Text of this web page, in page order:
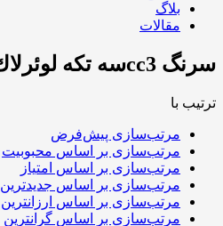
بلاگ
مقالات
سرنگ cc3سه تکه لوئرلاك با سوزن
ترتیب با
مرتب‌سازی پیش‌فرض
مرتب‌سازی بر اساس محبوبیت
مرتب‌سازی بر اساس امتیاز
مرتب‌سازی بر اساس جدیدترین
مرتب‌سازی بر اساس ارزانترین
مرتب‌سازی بر اساس گرانترین